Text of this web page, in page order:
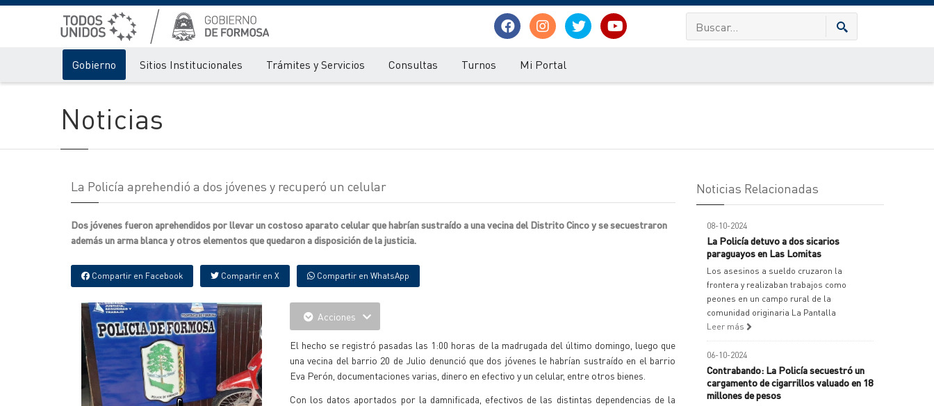
Gobierno Sitios Institucionales Trámites y Servicios Consultas Turnos Mi Portal
Noticias
La Policía aprehendió a dos jóvenes y recuperó un celular
Dos jóvenes fueron aprehendidos por llevar un costoso aparato celular que habrían sustraído a una vecina del Distrito Cinco y se secuestraron
además un arma blanca y otros elementos que quedaron a disposición de la justicia.
Compartir en Facebook Compartir en X Compartir en WhatsApp
Acciones
El hecho se registró pasadas las 1:00 horas de la madrugada del último domingo, luego que
una vecina del barrio 20 de Julio denunció que dos jóvenes le habrían sustraído en el barrio
Eva Perón, documentaciones varias, dinero en efectivo y un celular, entre otros bienes.
Con los datos aportados por la damnificada, efectivos de las distintas dependencias de la
Noticias Relacionadas
08-10-2024
La Policía detuvo a dos sicarios
paraguayos en Las Lomitas
Los asesinos a sueldo cruzaron la
frontera y realizaban trabajos como
peones en un campo rural de la
comunidad originaria La Pantalla
Leer más
06-10-2024
Contrabando: La Policía secuestró un
cargamento de cigarrillos valuado en 18
millones de pesos